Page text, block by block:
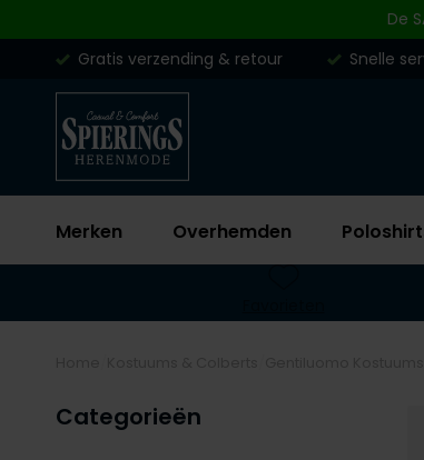
De
Gratis verzending & retour
Snelle
Merken Overhemden
Categorieën